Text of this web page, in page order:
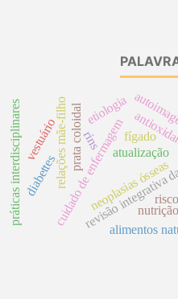
cuidado de enfermagem
prata coloidal etiologia
revisãoatualização
alimentos
relações mãe-filho neoplasias ósseas
rins
vestuário
práticas interdisciplinares fígado
diabettes